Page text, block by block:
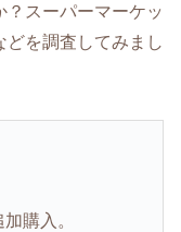
スーパーマーケッ
どを調査してみまし
購入。